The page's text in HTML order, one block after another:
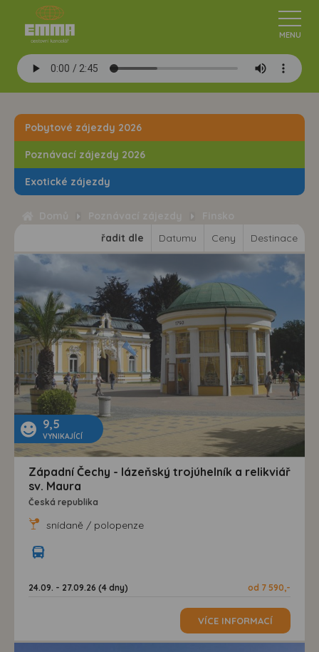
Pobytové zájezdy 2026
Poznávací zájezdy 2026
Exotické zájezdy
řadit dle
Datumu Ceny Destinace
9,5
VYNIKAJÍCÍ
Západní Čechy - lázeňský trojúhelník a relikviář
sv. Maura
Česká republika
snídaně / polopenze
24.09. - 27.09.26 (4 dny) od 7 590,-
VÍCE INFORMACÍ